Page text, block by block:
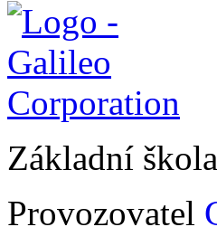
Základní
Provozovatel